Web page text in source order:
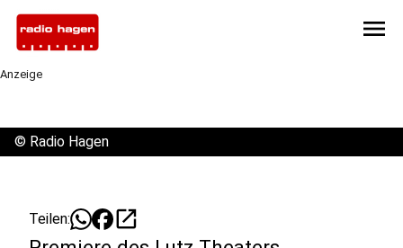
menu
Anzeige
© Radio Hagen
Teilen: open_in_new